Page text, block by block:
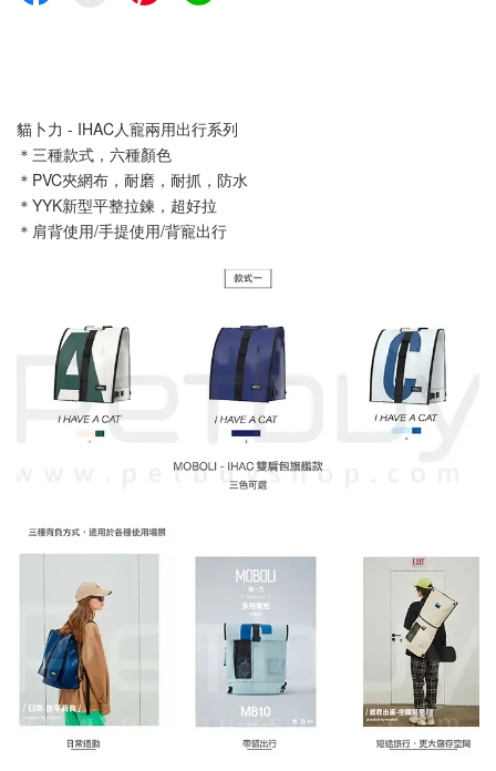
貓卜力 - IHAC人寵兩用出行系列
＊三種款式，六種顏色
＊PVC夾網布，耐磨，耐抓，防水
＊YYK新型平整拉鍊，超好拉
＊肩背使用/手提使用/背寵出行